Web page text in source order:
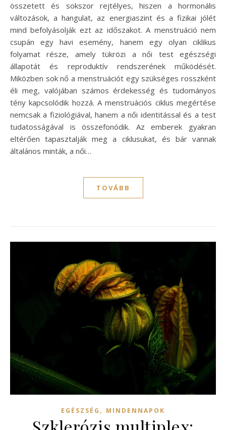
összetett és sokszor rejtélyes, hiszen a hormonális
változások, a hangulat, az energiaszint és a fizikai jólét
mind befolyásolják ezt az időszakot. A menstruáció nem
csupán egy havi esemény, hanem egy olyan ciklikus
folyamat része, amely tükrözi a női test egészségi
állapotát és reproduktív rendszerének működését.
Miközben sok nő a menstruációt egy szükséges rosszként
éli meg, valójában számos érdekesség és tudományos
tény kapcsolódik hozzá. A menstruációs ciklus megértése
nemcsak a fiziológiával, hanem a női identitással és a test
tudatosságával is összefonódik. Az emberek gyakran
eltérően tapasztalják meg a ciklusukat, és bár vannak
általános minták, a női…
TOVÁBB
EGÉSZSÉG , MINDENNAPOK